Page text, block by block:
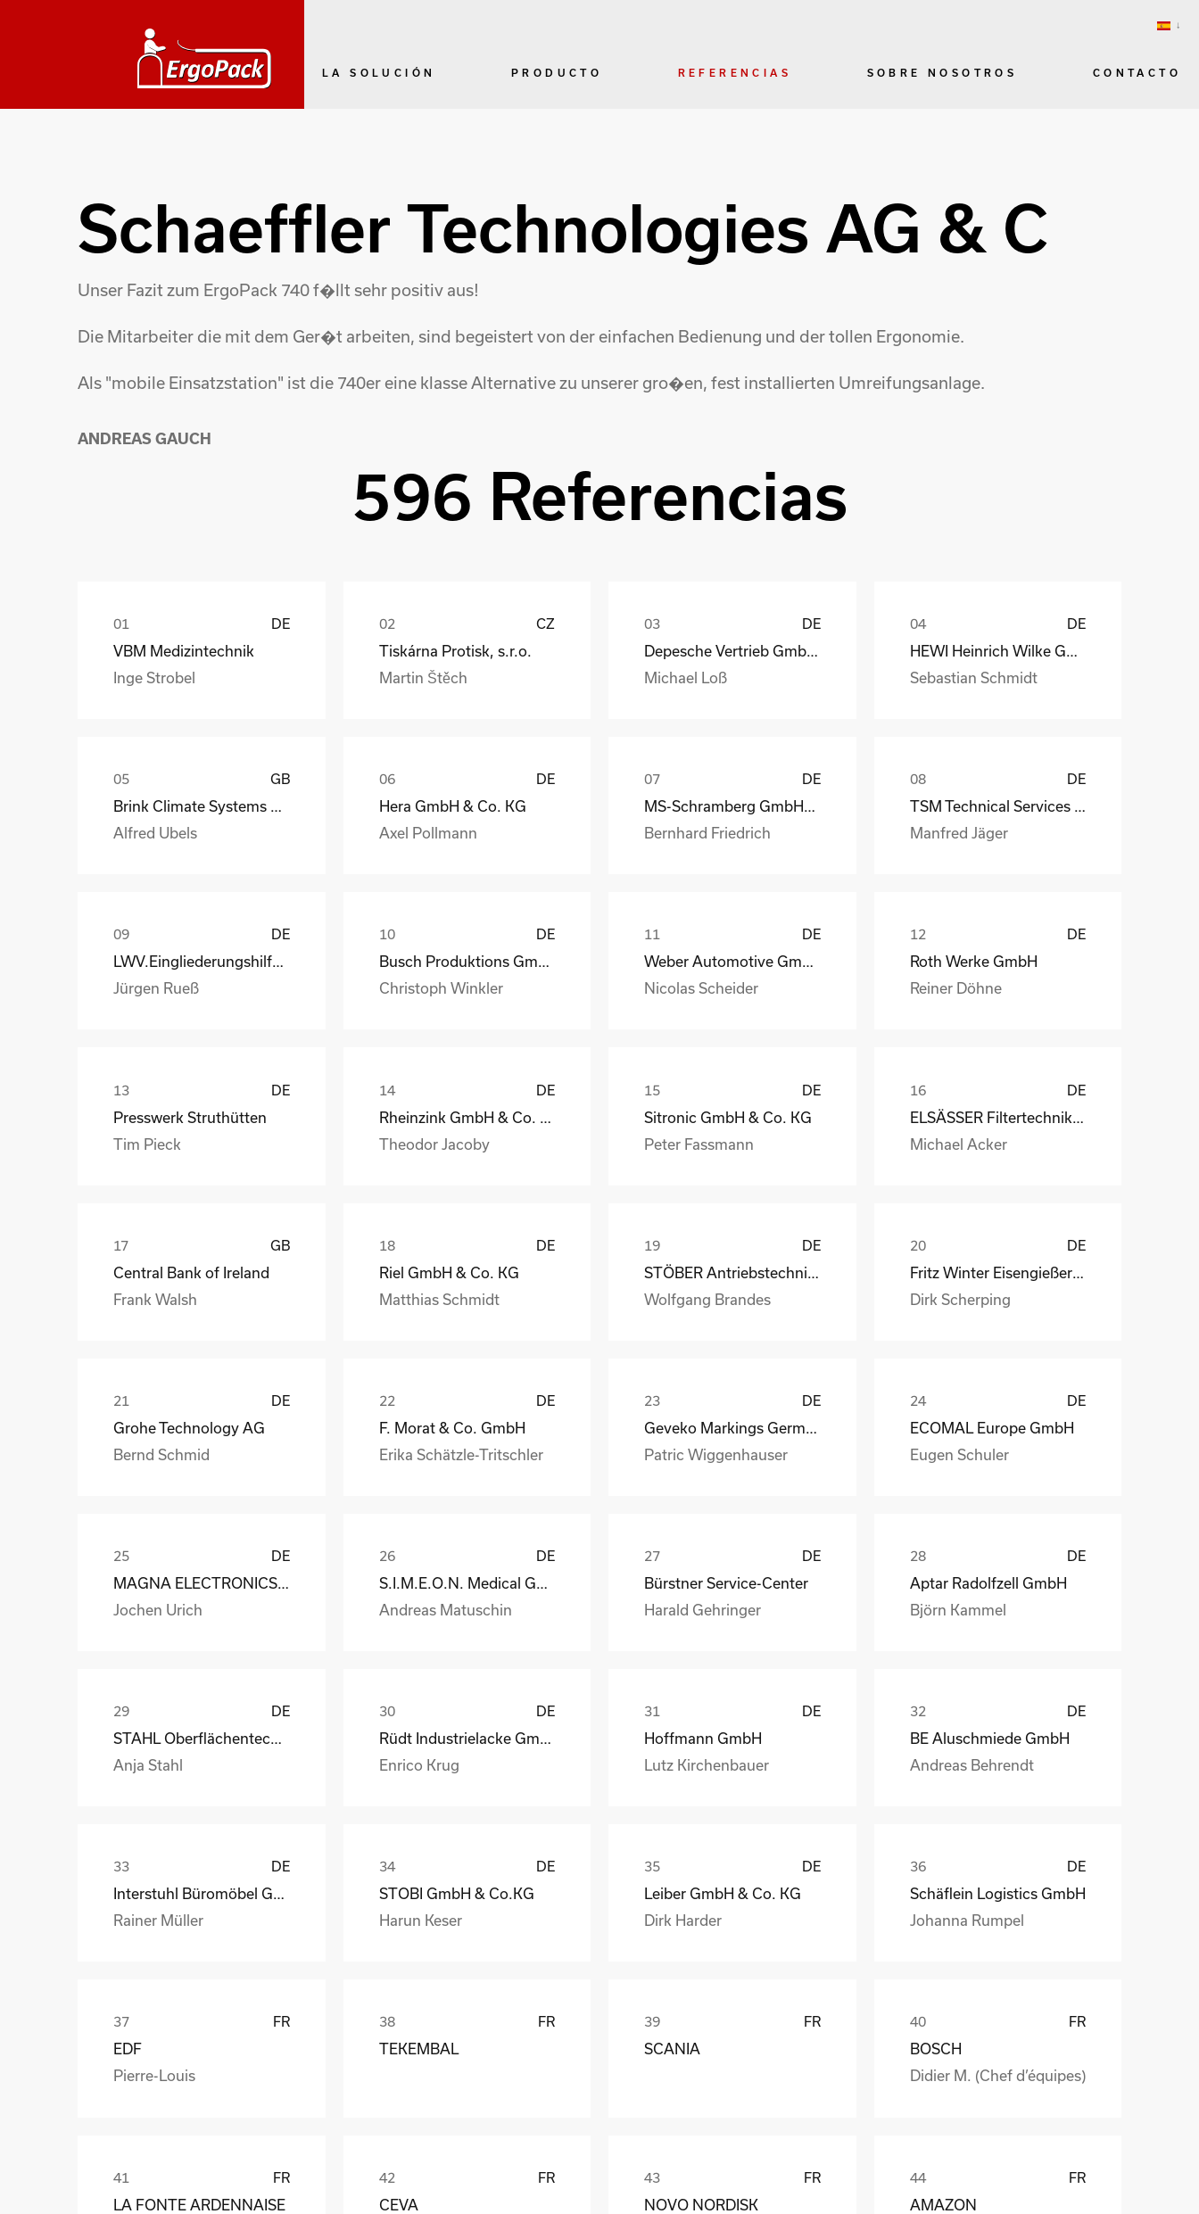
LA SOLUCIÓN PRODUCTO REFERENCIAS SOBRE NOSOTROS CONTACTO
Schaeffler Technologies AG & C
Unser Fazit zum ErgoPack 740 f�llt sehr positiv aus!
Die Mitarbeiter die mit dem Ger�t arbeiten, sind begeistert von der einfachen Bedienung und der tollen Ergonomie.
Als "mobile Einsatzstation" ist die 740er eine klasse Alternative zu unserer gro�en, fest installierten Umreifungsanlage.
ANDREAS GAUCH
596 Referencias
DE
VBM Medizintechnik
Inge Strobel
CZ
Tiskárna Protisk, s.r.o.
Martin Štěch
DE
Michael Loß
DE
Sebastian Schmidt
GB
Alfred Ubels
DE
Hera GmbH & Co. KG
Axel Pollmann
DE
Bernhard Friedrich
DE
Manfred Jäger
DE
LWV.Eingliederungshilfe.GmbH
Jürgen Rueß
DE
Busch Produktions GmbH Vakuumpumpen und Systeme
Christoph Winkler
DE
Weber Automotive GmbH
Nicolas Scheider
DE
Roth Werke GmbH
Reiner Döhne
DE
Presswerk Struthütten
Tim Pieck
DE
Theodor Jacoby
DE
Sitronic GmbH & Co. KG
Peter Fassmann
DE
Michael Acker
GB
Central Bank of Ireland
Frank Walsh
DE
Riel GmbH & Co. KG
Matthias Schmidt
DE
Wolfgang Brandes
DE
Fritz Winter Eisengießerei GmbH & Co. KG
Dirk Scherping
DE
Grohe Technology AG
Bernd Schmid
DE
F. Morat & Co. GmbH
Erika Schätzle-Tritschler
DE
Patric Wiggenhauser
DE
ECOMAL Europe GmbH
Eugen Schuler
DE
Jochen Urich
DE
Andreas Matuschin
DE
Bürstner Service-Center
Harald Gehringer
DE
Aptar Radolfzell GmbH
Björn Kammel
DE
Anja Stahl
DE
Enrico Krug
DE
Hoffmann GmbH
Lutz Kirchenbauer
DE
BE Aluschmiede GmbH
Andreas Behrendt
DE
Interstuhl Büromöbel GmbH & Co. KG
Rainer Müller
DE
STOBI GmbH & Co.KG
Harun Keser
DE
Leiber GmbH & Co. KG
Dirk Harder
DE
Schäflein Logistics GmbH
Johanna Rumpel
FR
EDF
Pierre-Louis
FR
TEKEMBAL
FR
SCANIA
FR
BOSCH
Didier M. (Chef d’équipes)
FR
LA FONTE ARDENNAISE
FR
CEVA
FR
NOVO NORDISK
FR
AMAZON